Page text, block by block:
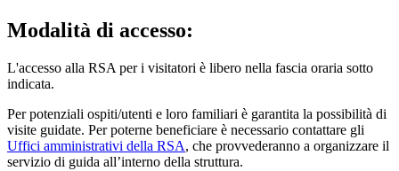
Modalità di accesso:
L'accesso alla RSA per i visitatori è libero nella fascia oraria sotto
indicata.
Per potenziali ospiti/utenti e loro familiari è garantita la possibilità di
visite guidate. Per poterne beneficiare è necessario contattare gli
Uffici amministrativi della RSA, che provvederanno a organizzare il
servizio di guida all’interno della struttura.